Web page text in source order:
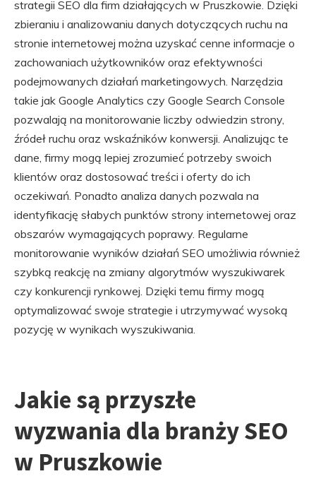
strategii SEO dla firm działających w Pruszkowie. Dzięki
zbieraniu i analizowaniu danych dotyczących ruchu na
stronie internetowej można uzyskać cenne informacje o
zachowaniach użytkowników oraz efektywności
podejmowanych działań marketingowych. Narzędzia
takie jak Google Analytics czy Google Search Console
pozwalają na monitorowanie liczby odwiedzin strony,
źródeł ruchu oraz wskaźników konwersji. Analizując te
dane, firmy mogą lepiej zrozumieć potrzeby swoich
klientów oraz dostosować treści i oferty do ich
oczekiwań. Ponadto analiza danych pozwala na
identyfikację słabych punktów strony internetowej oraz
obszarów wymagających poprawy. Regularne
monitorowanie wyników działań SEO umożliwia również
szybką reakcję na zmiany algorytmów wyszukiwarek
czy konkurencji rynkowej. Dzięki temu firmy mogą
optymalizować swoje strategie i utrzymywać wysoką
pozycję w wynikach wyszukiwania.
Jakie są przyszłe
wyzwania dla branży SEO
w Pruszkowie